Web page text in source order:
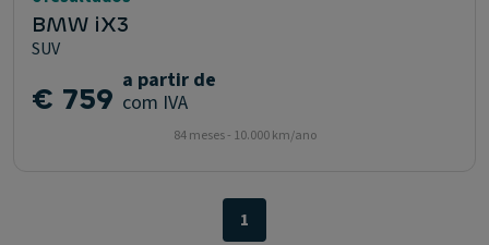
BMW iX3
SUV
€ 759 a partir de
com IVA
84 meses - 10.000 km/ano
1